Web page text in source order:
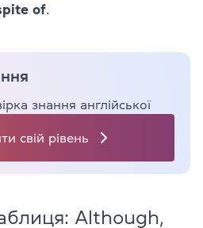
of
знання англійської
свій рівень
Although,